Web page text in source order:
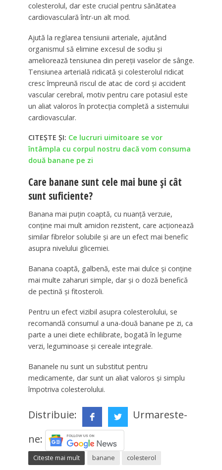
colesterolul, dar este crucial pentru sănătatea
cardiovasculară într-un alt mod.
Ajută la reglarea tensiunii arteriale, ajutând
organismul să elimine excesul de sodiu și
ameliorează tensiunea din pereții vaselor de sânge.
Tensiunea arterială ridicată și colesterolul ridicat
cresc împreună riscul de atac de cord și accident
vascular cerebral, motiv pentru care potasiul este
un aliat valoros în protecția completă a sistemului
cardiovascular.
CITEȘTE ȘI: Ce lucruri uimitoare se vor
întâmpla cu corpul nostru dacă vom consuma
două banane pe zi
Care banane sunt cele mai bune și cât
sunt suficiente?
Banana mai puțin coaptă, cu nuanță verzuie,
conține mai mult amidon rezistent, care acționează
similar fibrelor solubile și are un efect mai benefic
asupra nivelului glicemiei.
Banana coaptă, galbenă, este mai dulce și conține
mai multe zaharuri simple, dar și o doză benefică
de pectină și fitosteroli.
Pentru un efect vizibil asupra colesterolului, se
recomandă consumul a una-două banane pe zi, ca
parte a unei diete echilibrate, bogată în legume
verzi, leguminoase și cereale integrale.
Bananele nu sunt un substitut pentru
medicamente, dar sunt un aliat valoros și simplu
împotriva colesterolului.
Distribuie:
Urmareste-
ne:
Citeste mai mult banane colesterol